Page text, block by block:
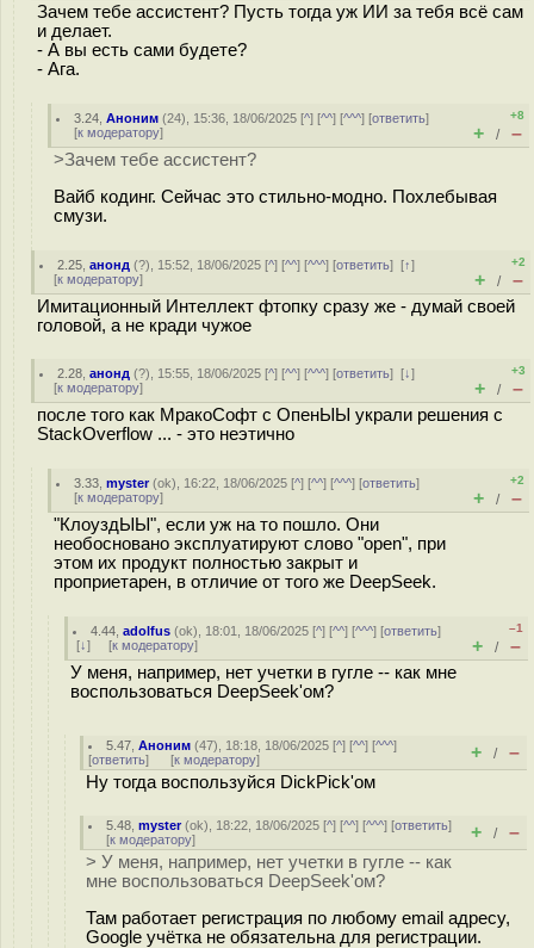
Зачем тебе ассистент? Пусть тогда уж ИИ за тебя всё сам
и делает.
- А вы есть сами будете?
- Ага.
3.24 ,Аноним (24), 15:36, 18/06/2025 [^] [^^] [^^^] [ответить]
[к модератору]
+8
+ / –
>Зачем тебе ассистент?
Вайб кодинг. Сейчас это стильно-модно. Похлебывая
смузи.
2.25 ,анонд (?), 15:52, 18/06/2025 [^] [^^] [^^^] [ответить][↑]
[к модератору]
+2
+ / –
Имитационный Интеллект фтопку сразу же - думай своей
головой, а не кради чужое
2.28 ,анонд (?), 15:55, 18/06/2025 [^] [^^] [^^^] [ответить][↓]
[к модератору]
+3
+ / –
после того как МракоСофт с ОпенЫЫ украли решения с
StackOverflow ... - это неэтично
3.33 ,myster(ok), 16:22, 18/06/2025 [^] [^^] [^^^] [ответить]
[к модератору]
+2
+ / –
"КлоуздЫЫ", если уж на то пошло. Они
необосновано эксплуатируют слово "open", при
этом их продукт полностью закрыт и
проприетарен, в отличие от того же DeepSeek.
4.44 ,adolfus (ok), 18:01, 18/06/2025 [^] [^^] [^^^] [ответить]
[↓] [к модератору]
–1
+ / –
У меня, например, нет учетки в гугле -- как мне
воспользоваться DeepSeek'ом?
5.47 ,Аноним (47), 18:18, 18/06/2025 [^] [^^] [^^^]
[ответить] [к модератору] + / –
Ну тогда воспользуйся DickPick'ом
5.48 ,myster(ok), 18:22, 18/06/2025 [^] [^^] [^^^] [ответить]
[к модератору] + / –
> У меня, например, нет учетки в гугле -- как
мне воспользоваться DeepSeek'ом?
Там работает регистрация по любому email адресу,
Google учётка не обязательна для регистрации.